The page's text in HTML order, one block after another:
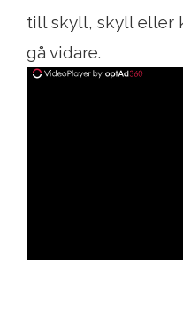
till skyll, skyll eller
gå vidare.